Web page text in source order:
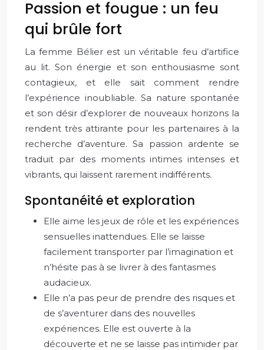
Passion et fougue : un feu
qui brûle fort
La femme Bélier est un véritable feu d’artifice
au lit. Son énergie et son enthousiasme sont
contagieux, et elle sait comment rendre
l’expérience inoubliable. Sa nature spontanée
et son désir d’explorer de nouveaux horizons la
rendent très attirante pour les partenaires à la
recherche d’aventure. Sa passion ardente se
traduit par des moments intimes intenses et
vibrants, qui laissent rarement indifférents.
Spontanéité et exploration
Elle aime les jeux de rôle et les expériences
sensuelles inattendues. Elle se laisse
facilement transporter par l’imagination et
n’hésite pas à se livrer à des fantasmes
audacieux.
Elle n’a pas peur de prendre des risques et
de s’aventurer dans des nouvelles
expériences. Elle est ouverte à la
découverte et ne se laisse pas intimider par